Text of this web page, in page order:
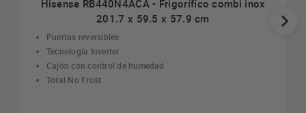
Hisense RB440N4ACA - Frigorífico combi inox
201.7 x 59.5 x 57.9 cm
Puertas reversibles
Tecnología Inverter
Cajón con control de humedad
Total No Frost